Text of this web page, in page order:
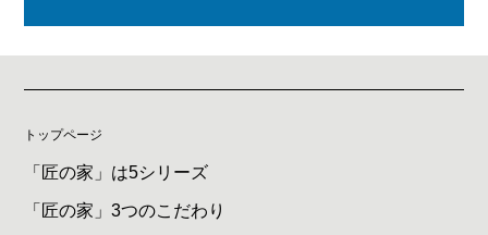
トップページ
「匠の家」は5シリーズ
「匠の家」3つのこだわり